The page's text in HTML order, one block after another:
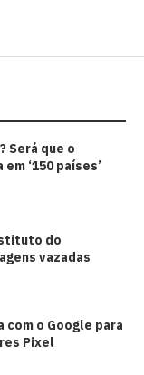
Será que o
‘150 países’
do
vazadas
com o Google para
Pixel